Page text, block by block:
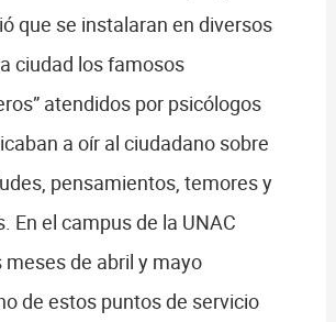
que se instalaran en diversos
ciudad los famosos
atendidos por psicólogos
a oír al ciudadano sobre
pensamientos, temores y
En el campus de la UNAC
de abril y mayo
de estos puntos de servicio